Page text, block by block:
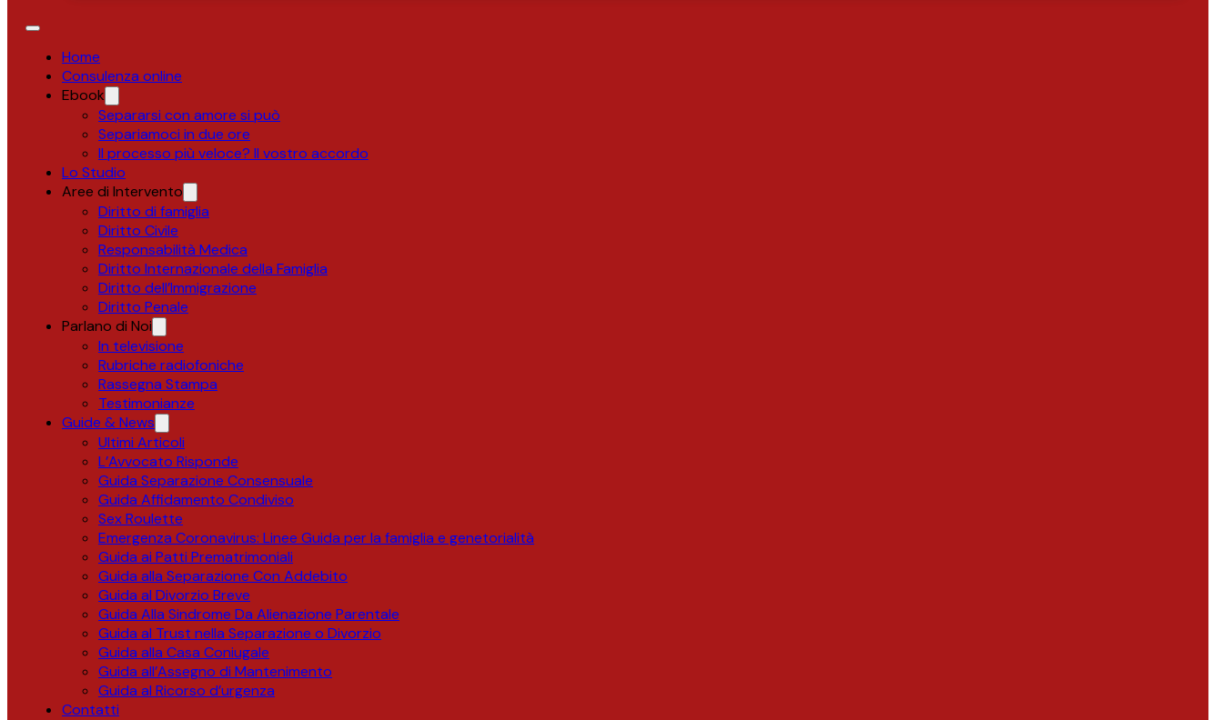
Home
Consulenza online
Ebook
Separarsi con amore si può
Separiamoci in due ore
Il processo più veloce? Il vostro accordo
Lo Studio
Aree di Intervento
Diritto di famiglia
Diritto Civile
Responsabilità Medica
Diritto Internazionale della Famiglia
Diritto dell’Immigrazione
Diritto Penale
Parlano di Noi
In televisione
Rubriche radiofoniche
Rassegna Stampa
Testimonianze
Guide & News
Ultimi Articoli
L’Avvocato Risponde
Guida Separazione Consensuale
Guida Affidamento Condiviso
Sex Roulette
Emergenza Coronavirus: Linee Guida per la famiglia e genetorialità
Guida ai Patti Prematrimoniali
Guida alla Separazione Con Addebito
Guida al Divorzio Breve
Guida Alla Sindrome Da Alienazione Parentale
Guida al Trust nella Separazione o Divorzio
Guida alla Casa Coniugale
Guida all’Assegno di Mantenimento
Guida al Ricorso d’urgenza
Contatti